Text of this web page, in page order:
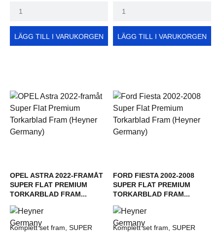
LÄGG TILL I VARUKORGEN LÄGG TILL I VARUKORGEN
OPEL ASTRA 2022-FRAMÅT
SUPER FLAT PREMIUM
TORKARBLAD FRAM...
Komplett set fram, SUPER
FORD FIESTA 2002-2008
SUPER FLAT PREMIUM
TORKARBLAD FRAM...
Komplett set fram, SUPER